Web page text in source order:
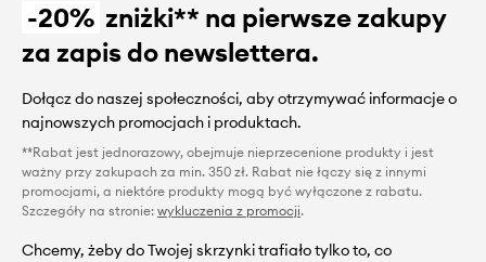
-20% zniżki** na pierwsze zakupy
za zapis do newslettera.
Dołącz do naszej społeczności, aby otrzymywać informacje o
najnowszych promocjach i produktach.
**Rabat jest jednorazowy, obejmuje nieprzecenione produkty i jest
ważny przy zakupach za min. 350 zł. Rabat nie łączy się z innymi
promocjami, a niektóre produkty mogą być wyłączone z rabatu.
Szczegóły na stronie: wykluczenia z promocji.
Chcemy, żeby do Twojej skrzynki trafiało tylko to, co